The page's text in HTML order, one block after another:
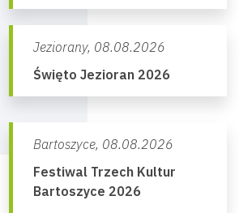
Jeziorany, 08.08.2026
Święto Jezioran 2026
Bartoszyce, 08.08.2026
Festiwal Trzech Kultur
Bartoszyce 2026